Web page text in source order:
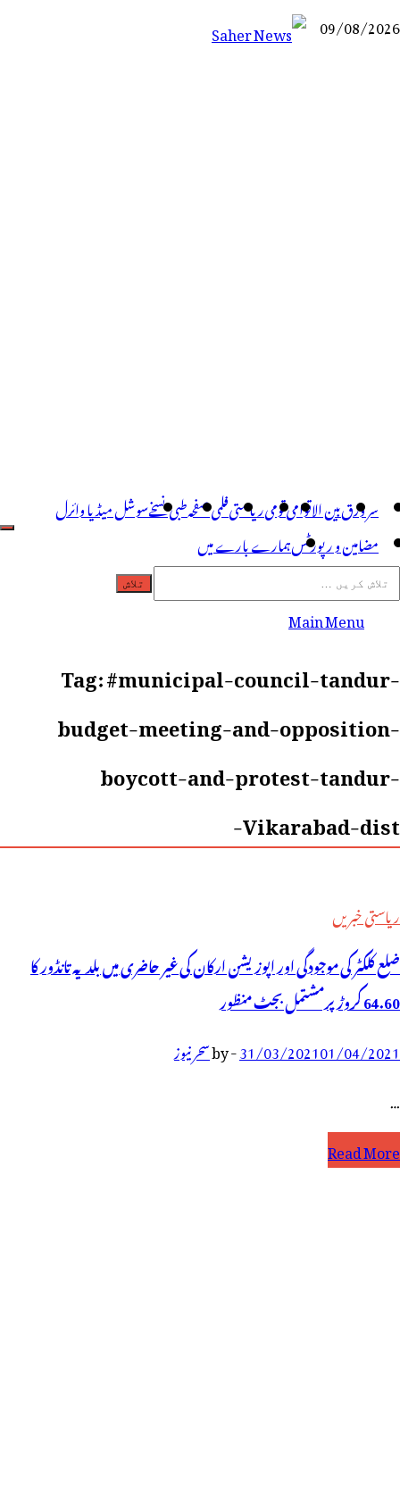
09/08/2026
نیوز پورٹل
سر ورقبین الاقوامیقومیریاستیفلمی صفحہطبی نسخےسوشل میڈیا وائرل
مضامین و رپورٹسہمارے بارے میں
Main Menu
Tag:#municipal-council-tandur-
budget-meeting-and-opposition-
boycott-and-protest-tandur-
Vikarabad-dist-
ریاستی خبریں
ضلع کلکٹر کی موجودگی اور اپوزیشن ارکان کی غیر حاضری میں بلدیہ تانڈور کا
64.60 کروڑ پرمشتمل بجٹ منظور
31/03/202101/04/2021
-
byسحر نیوز
…
Read More